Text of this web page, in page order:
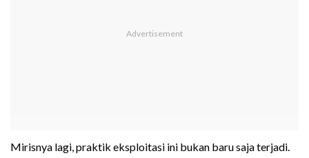
Mirisnya lagi, praktik eksploitasi ini bukan baru saja terjadi.